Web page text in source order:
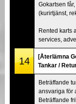
Gokartsen
(kurirtjänst,
Rented karts
services,
14
[Återlämna
Tankar /
Beträffande
ansvariga för
Beträffande